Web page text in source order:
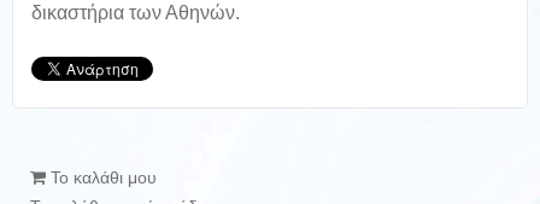
δικαστήρια των Αθηνών.
Το καλάθι μου